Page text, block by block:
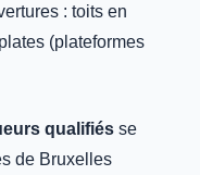
: toits en
(plateformes
qualifiés se
de Bruxelles